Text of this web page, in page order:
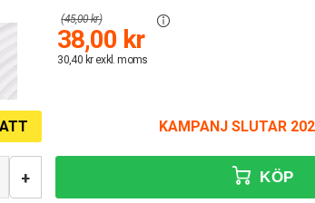
KAMPANJ SLUTAR
38,00 kr
30,40 kr exkl. moms
(45,00 kr)
+ KÖP